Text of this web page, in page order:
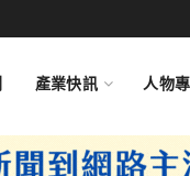
產業快訊 人物